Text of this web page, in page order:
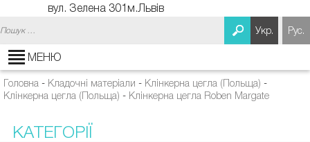
вул. Зелена 301м.Львів
Укр. Рус.
МЕНЮ
Головна - Кладочні матеріали - Клінкерна цегла (Польща) -
Клінкерна цегла (Польща) - Клінкерна цегла Roben Margate
КАТЕГОРІЇ